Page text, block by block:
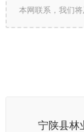
本网联系，我们将
宁陕县林